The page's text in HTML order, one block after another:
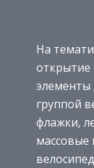
На
открытие
элементы
группой
флажки,
массовые